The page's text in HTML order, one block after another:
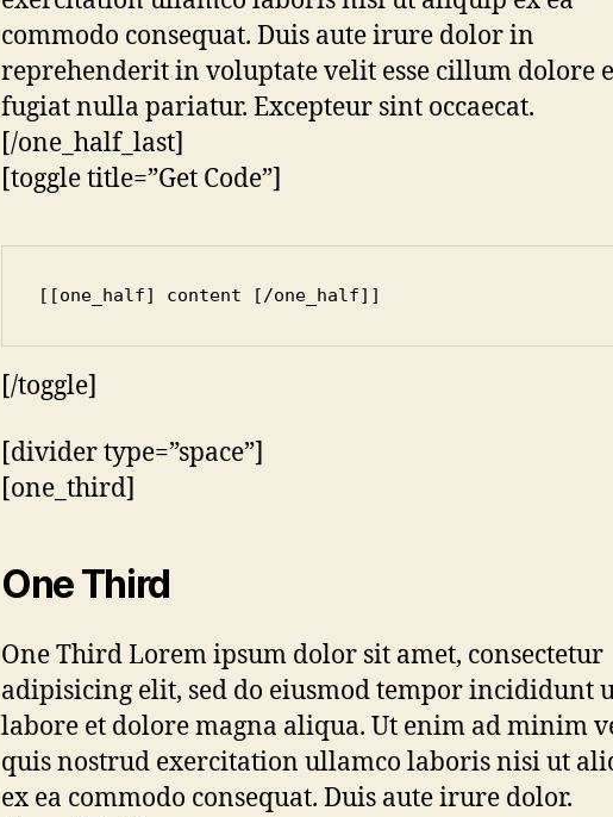
commodo consequat. Duis aute irure dolor in
reprehenderit in voluptate velit esse cillum dolore
fugiat nulla pariatur. Excepteur sint occaecat.
[/one_half_last]
[toggle title=”Get Code”]
[/toggle]
[divider type=”space”]
[one_third]
One Third
One Third Lorem ipsum dolor sit amet, consectetur
adipisicing elit, sed do eiusmod tempor incididunt
labore et dolore magna aliqua. Ut enim ad minim
quis nostrud exercitation ullamco laboris nisi ut
ex ea commodo consequat. Duis aute irure dolor.